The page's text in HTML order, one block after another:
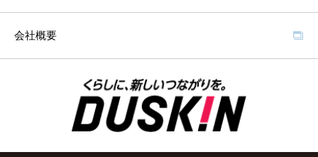
会社概要